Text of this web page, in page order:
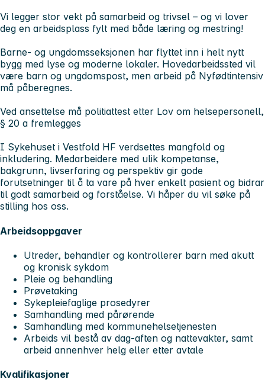
Vi legger stor vekt på samarbeid og trivsel – og vi lover
deg en arbeidsplass fylt med både læring og mestring!
Barne- og ungdomsseksjonen har flyttet inn i helt nytt
bygg med lyse og moderne lokaler. Hovedarbeidssted vil
være barn og ungdomspost, men arbeid på Nyfødtintensiv
må påberegnes.
Ved ansettelse må politiattest etter Lov om helsepersonell,
§ 20 a fremlegges
I Sykehuset i Vestfold HF verdsettes mangfold og
inkludering. Medarbeidere med ulik kompetanse,
bakgrunn, livserfaring og perspektiv gir gode
forutsetninger til å ta vare på hver enkelt pasient og bidrar
til godt samarbeid og forståelse. Vi håper du vil søke på
stilling hos oss.
Arbeidsoppgaver
Utreder, behandler og kontrollerer barn med akutt
og kronisk sykdom
Pleie og behandling
Prøvetaking
Sykepleiefaglige prosedyrer
Samhandling med pårørende
Samhandling med kommunehelsetjenesten
Arbeids vil bestå av dag-aften og nattevakter, samt
arbeid annenhver helg eller etter avtale
Kvalifikasjoner